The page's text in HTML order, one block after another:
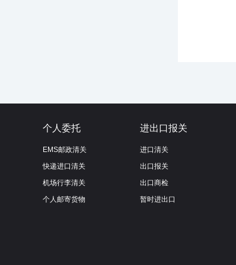
个人委托
EMS邮政清关
快递进口清关
机场行李清关
个人邮寄货物
进出口报关
进口清关
出口报关
出口商检
暂时进出口